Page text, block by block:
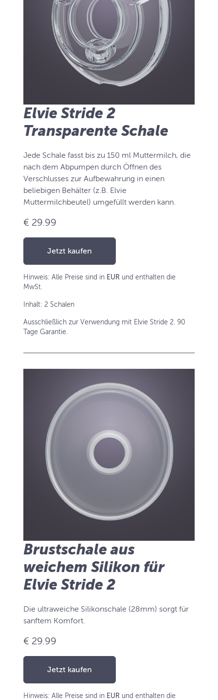
Elvie Stride 2
Transparente Schale
Jede Schale fasst bis zu 150 ml Muttermilch, die
nach dem Abpumpen durch Öffnen des
Verschlusses zur Aufbewahrung in einen
beliebigen Behälter (z.B. Elvie
Muttermilchbeutel) umgefüllt werden kann.
€ 29.99
Jetzt kaufen
Hinweis: Alle Preise sind in EUR und enthalten die
MwSt.
Inhalt: 2 Schalen
Ausschließlich zur Verwendung mit Elvie Stride 2. 90
Tage Garantie.
Brustschale aus
weichem Silikon für
Elvie Stride 2
Die ultraweiche Silikonschale (28mm) sorgt für
sanftem Komfort.
€ 29.99
Jetzt kaufen
Hinweis: Alle Preise sind in EUR und enthalten die